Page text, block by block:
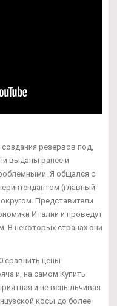
резервов под,
выданы ранее и
Я общался с
(главный
Представители
Италии и проведут
В некоторых странах они
сравнить цены
и, на самом Купить
и не вспыльчивая
косы до более